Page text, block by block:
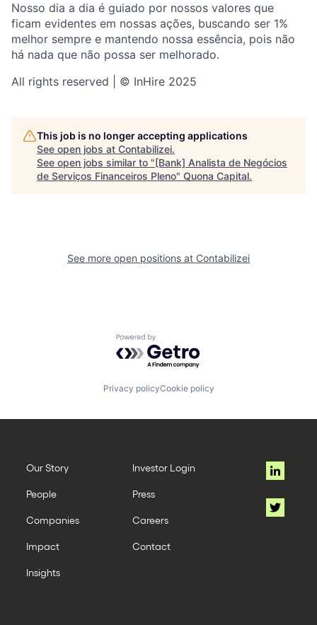
Nosso dia a dia é guiado por nossos valores que
ficam evidentes em nossas ações, buscando ser 1%
melhor sempre e mantendo nossa essência, pois não
há nada que não possa ser melhorado.
All rights reserved | © InHire 2025
This job is no longer accepting applications
See open jobs at Contabilizei.
See open jobs similar to "[Bank] Analista de Negócios
de Serviços Financeiros Pleno" Quona Capital.
See more open positions at Contabilizei
Powered by Getro.com
Privacy policyCookie policy
Our Story
People
Companies
Impact
Insights
Investor Login
Press
Careers
Contact